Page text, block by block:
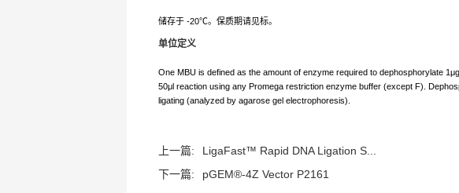
储存于 -20℃。保质期请见标。
单位定义
One MBU is defined as the amount of enzyme required to dephosphorylate
50μl reaction using any Promega restriction enzyme buffer (except F).
ligating (analyzed by agarose gel electrophoresis).
上一篇:
LigaFast™ Rapid DNA Ligation S...
下一篇:
pGEM®-4Z Vector P2161